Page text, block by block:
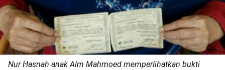
Nur Hasnah anak Alm Mahmoed memperlihatkan bukti